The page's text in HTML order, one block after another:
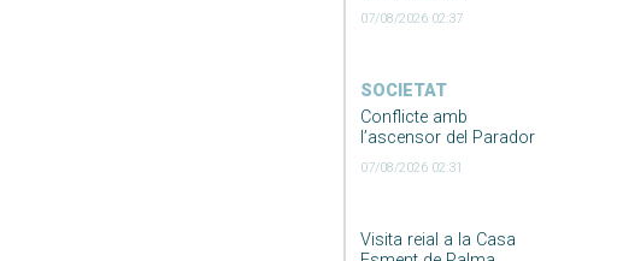
07/08/2026 02:37
SOCIETAT
Conflicte amb
l’ascensor del Parador
07/08/2026 02:31
Visita reial a la Casa